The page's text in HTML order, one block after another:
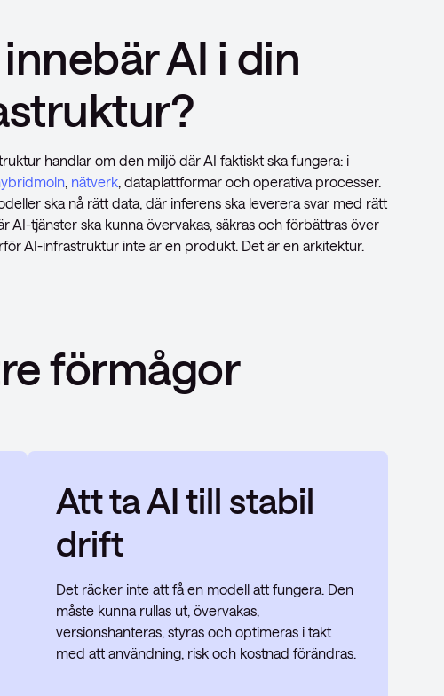
AI i din
handlar om den miljö där AI faktiskt ska fungera: i
, nätverk, dataplattformar och operativa processer.
ska nå rätt data, där inferens ska leverera svar med rätt
AI-tjänster ska kunna övervakas, säkras och förbättras över
AI-infrastruktur inte är en produkt. Det är en arkitektur.
förmågor
Att ta AI till stabil
drift
Det räcker inte att få en modell att fungera. Den
måste kunna rullas ut, övervakas,
versionshanteras, styras och optimeras i takt
med att användning, risk och kostnad förändras.